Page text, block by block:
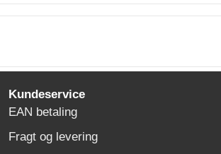
Kundeservice
EAN betaling
Fragt og levering